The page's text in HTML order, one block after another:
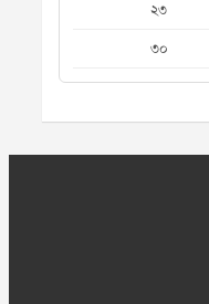
২৩
৩০